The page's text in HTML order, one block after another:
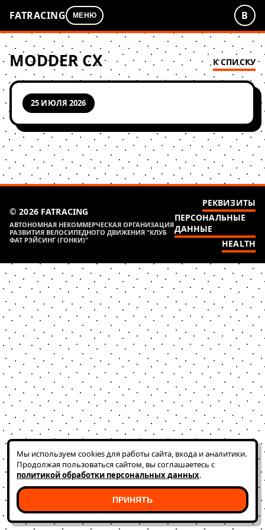
FATRACING МЕНЮ В
MODDER CX К СПИСКУ
25 ИЮЛЯ 2026
© 2026 FATRACING
АВТОНОМНАЯ НЕКОММЕРЧЕСКАЯ ОРГАНИЗАЦИЯ
РАЗВИТИЯ ВЕЛОСИПЕДНОГО ДВИЖЕНИЯ "КЛУБ
ФАТ РЭЙСИНГ (ГОНКИ)"
РЕКВИЗИТЫ
ПЕРСОНАЛЬНЫЕ
ДАННЫЕ
HEALTH
Мы используем cookies для работы сайта, входа и аналитики.
Продолжая пользоваться сайтом, вы соглашаетесь с
политикой обработки персональных данных.
ПРИНЯТЬ